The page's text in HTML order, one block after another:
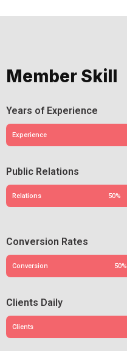
Member Skill
Years of Experience
Experience
Public Relations
Relations 50%
Conversion Rates
Conversion 50%
Clients Daily
Clients